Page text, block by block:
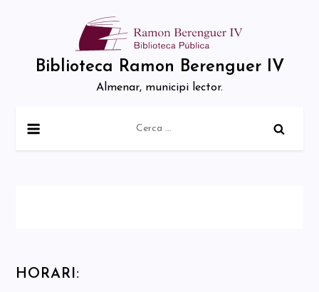
Biblioteca Ramon Berenguer IV
Almenar, municipi lector.
HORARI: